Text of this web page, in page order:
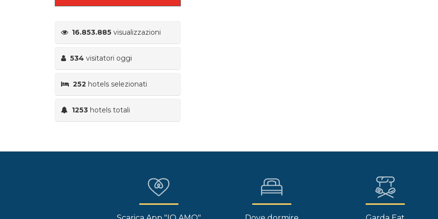
16.853.885 visualizzazioni
534 visitatori oggi
252 hotels selezionati
1253 hotels totali